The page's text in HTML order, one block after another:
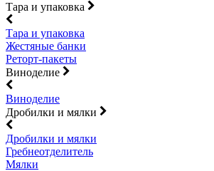
Тара и упаковка
Тара и упаковка
Жестяные банки
Реторт-пакеты
Виноделие
Виноделие
Дробилки и мялки
Дробилки и мялки
Гребнеотделитель
Мялки